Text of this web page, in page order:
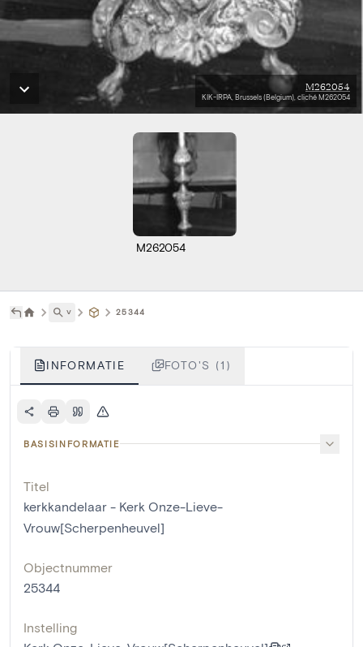
M262054
KIK-IRPA, Brussels (Belgium), cliché M262054
M262054
˅ 25344
INFORMATIE FOTO'S (1)
BASISINFORMATIE
Titel
kerkkandelaar - Kerk Onze-Lieve-
Vrouw[Scherpenheuvel]
Objectnummer
25344
Instelling